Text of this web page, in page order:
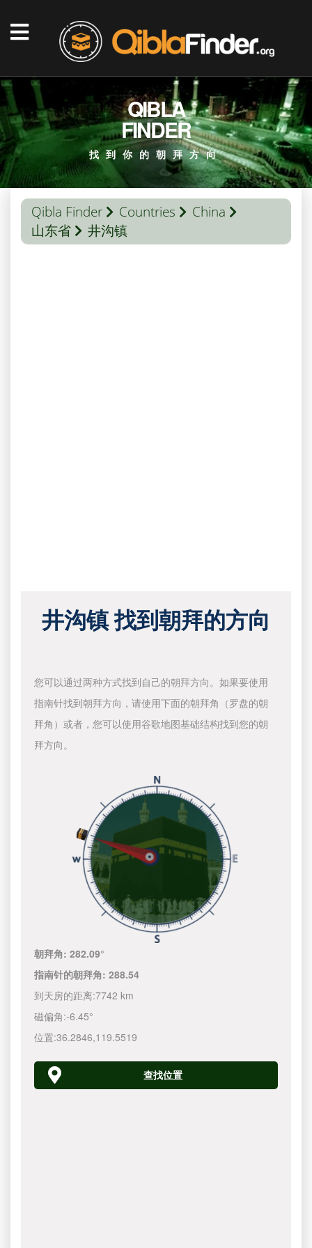
QIBLA
FINDER
找到你的朝拜方向
Qibla Finder Countries
China
山东省
井沟镇
井沟镇 找到朝拜的方向
您可以通过两种方式找到自己的朝拜方向。如果要使用
指南针找到朝拜方向，请使用下面的朝拜角（罗盘的朝
拜角）或者，您可以使用谷歌地图基础结构找到您的朝
拜方向。
朝拜角:282.09°
指南针的朝拜角:288.54
到天房的距离:7742 km
磁偏角:-6.45°
位置:36.2846,119.5520
查找位置